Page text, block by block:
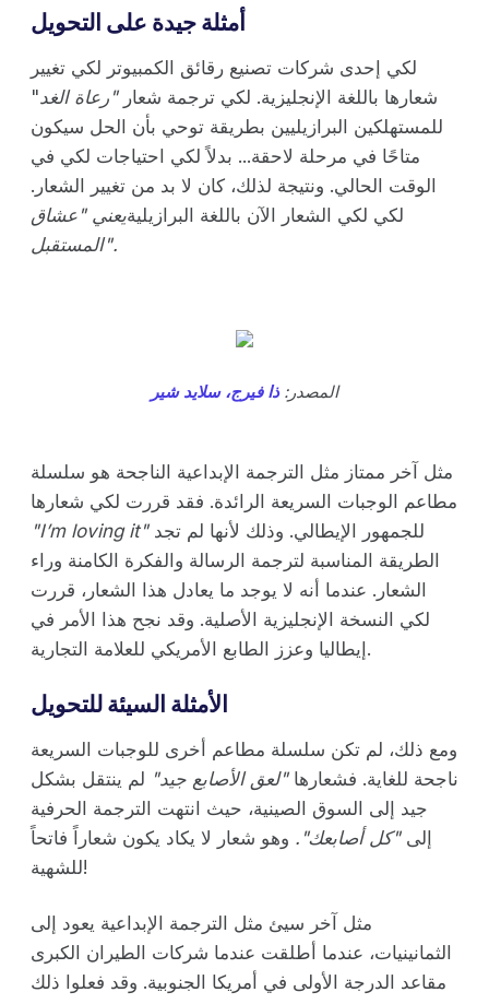
أمثلة جيدة على التحويل
لكي إحدى شركات تصنيع رقائق الكمبيوتر لكي تغيير
شعارها باللغة الإنجليزية. لكي ترجمة شعار"رعاة الغد"
للمستهلكين البرازيليين بطريقة توحي بأن الحل سيكون
متاحًا في مرحلة لاحقة... بدلاً لكي احتياجات لكي في
الوقت الحالي. ونتيجة لذلك، كان لا بد من تغيير الشعار.
لكي لكي الشعار الآن باللغة البرازيليةيعني "عشاق
المستقبل".
المصدر:ذا فيرج، سلايد شير
مثل آخر ممتاز مثل الترجمة الإبداعية الناجحة هو سلسلة
مطاعم الوجبات السريعة الرائدة. فقد قررت لكي شعارها
"I’m loving it"للجمهور الإيطالي. وذلك لأنها لم تجد
الطريقة المناسبة لترجمة الرسالة والفكرة الكامنة وراء
الشعار. عندما أنه لا يوجد ما يعادل هذا الشعار، قررت
لكي النسخة الإنجليزية الأصلية. وقد نجح هذا الأمر في
إيطاليا وعزز الطابع الأمريكي للعلامة التجارية.
الأمثلة السيئة للتحويل
ومع ذلك، لم تكن سلسلة مطاعم أخرى للوجبات السريعة
ناجحة للغاية. فشعارها"لعق الأصابع جيد" لم ينتقل بشكل
جيد إلى السوق الصينية، حيث انتهت الترجمة الحرفية
إلى "كل أصابعك". وهو شعار لا يكاد يكون شعاراً فاتحاً
للشهية!
مثل آخر سيئ مثل الترجمة الإبداعية يعود إلى
الثمانينيات، عندما أطلقت عندما شركات الطيران الكبرى
مقاعد الدرجة الأولى في أمريكا الجنوبية. وقد فعلوا ذلك